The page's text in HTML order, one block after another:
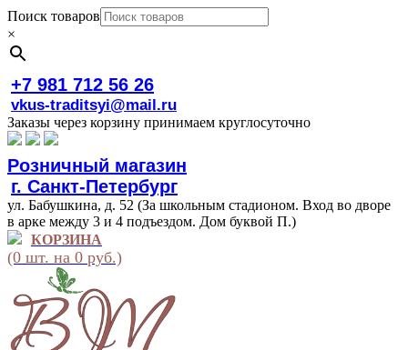
Поиск товаров
×
+7 981 712 56 26
vkus-traditsyi@mail.ru
Заказы через корзину принимаем круглосуточно
Розничный магазин
г. Санкт-Петербург
ул. Бабушкина, д. 52 (За школьным стадионом. Вход во дворе
в арке между 3 и 4 подъездом. Дом буквой П.)
КОРЗИНА
(0 шт. на 0 руб.)